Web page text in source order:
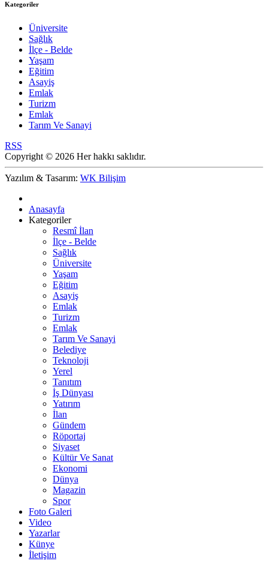
Kategoriler
Üniversite
Sağlık
İlçe - Belde
Yaşam
Eğitim
Asayiş
Emlak
Turizm
Emlak
Tarım Ve Sanayi
RSS
Copyright © 2026 Her hakkı saklıdır.
Yazılım & Tasarım: WK Bilişim
Anasayfa
Kategoriler
Resmî İlan
İlçe - Belde
Sağlık
Üniversite
Yaşam
Eğitim
Asayiş
Emlak
Turizm
Emlak
Tarım Ve Sanayi
Belediye
Teknoloji
Yerel
Tanıtım
İş Dünyası
Yatırım
İlan
Gündem
Röportaj
Siyaset
Kültür Ve Sanat
Ekonomi
Dünya
Magazin
Spor
Foto Galeri
Video
Yazarlar
Künye
İletişim